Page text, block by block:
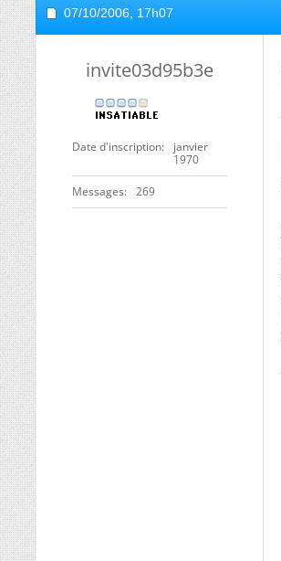
07/10/2006, 17h07
invite03d95b3e
Date d'inscription
janvier
1970
Messages 269